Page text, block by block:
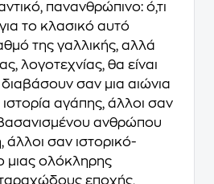
πανανθρώπινο: ό,τι
για το κλασικό αυτό
της γαλλικής, αλλά
λογοτεχνίας, θα είναι
σαν μια αιώνια
αγάπης, άλλοι σαν
ανθρώπου
σαν ιστορικό-
μιας ολόκληρης
εποχής,